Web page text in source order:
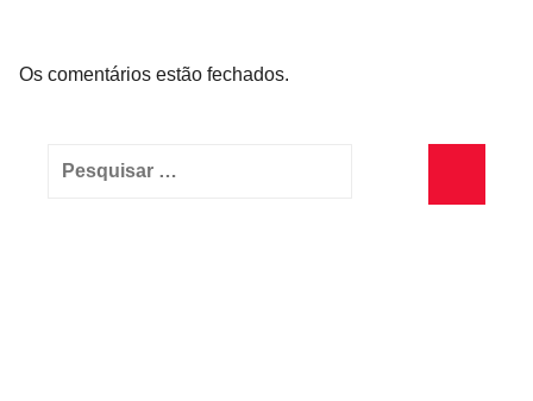
Os comentários estão fechados.
Pesquisar